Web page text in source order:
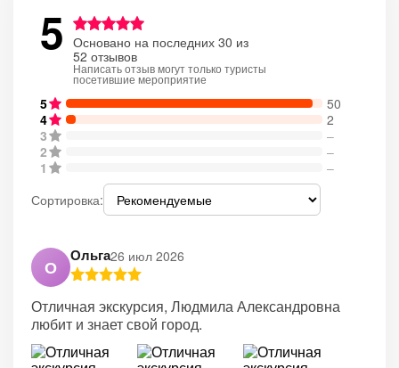
5 Основано на последних 30 из
52 отзывов
Написать отзыв могут только туристы
посетившие мероприятие
5
50
4
2
3
–
2
–
1
–
Сортировка:
О
Ольга26 июл 2026
Отличная экскурсия, Людмила Александровна
любит и знает свой город.